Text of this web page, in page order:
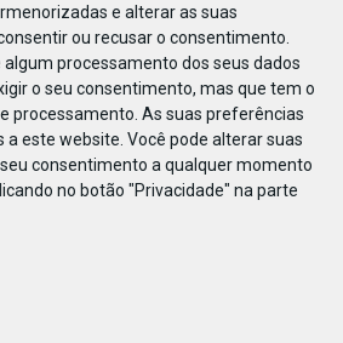
e alterar as suas
ou recusar o consentimento.
processamento dos seus dados
o seu consentimento, mas que tem o
processamento. As suas preferências
a este website. Você pode alterar suas
consentimento a qualquer momento
no botão "Privacidade" na parte